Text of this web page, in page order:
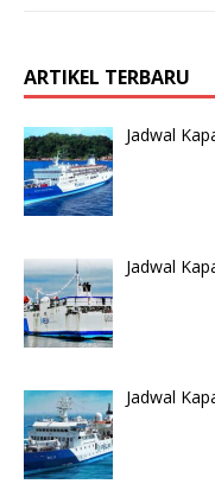
ARTIKEL TERBARU
Jadwal
Jadwal
Jadwal